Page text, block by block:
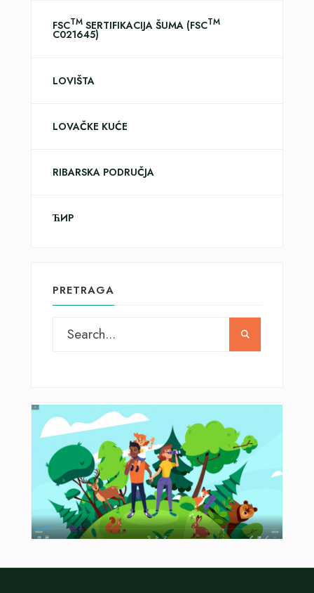
FSCTM SERTIFIKACIJA ŠUMA (FSCTM
C021645)
LOVIŠTA
LOVAČKE KUĆE
RIBARSKA PODRUČJA
ЋИР
PRETRAGA